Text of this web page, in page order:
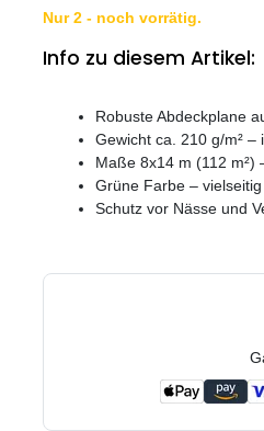
Nur 2 - noch vorrätig.
Info zu diesem Artikel:
Robuste Abdeckplane
Gewicht ca. 210 g/m²
Maße 8x14 m (112 m²)
Grüne Farbe –
Schutz vor Nässe und